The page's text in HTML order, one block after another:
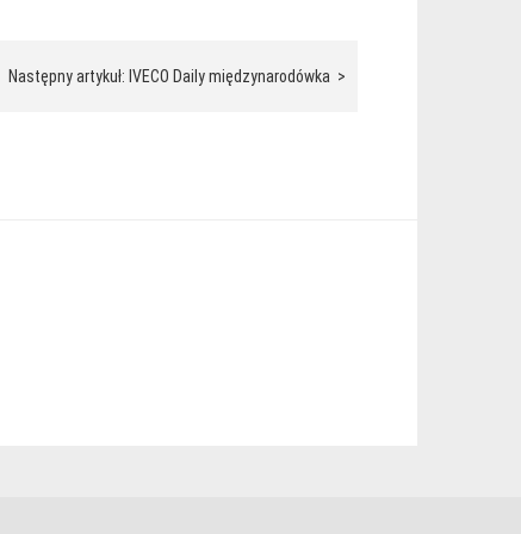
Następny artykuł: IVECO Daily międzynarodówka >